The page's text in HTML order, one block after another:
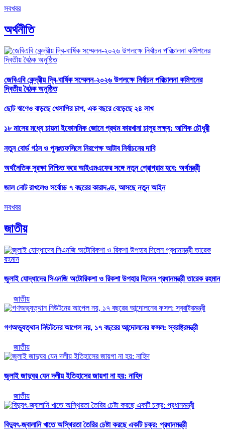
সবখবর
অর্থনীতি
জেবিএবি কেন্দ্রীয় দ্বি-বার্ষিক সম্মেলন-২০২৬ উপলক্ষে নির্বাচন পরিচালনা কমিশনের
দ্বিতীয় বৈঠক অনুষ্ঠিত
ছোট ঋণেও বাড়ছে খেলাপির চাপ, এক বছরে বেড়েছে ২৪ লাখ
১৮ মাসের মধ্যে চায়না ইকোনমিক জোনে প্রথম কারখানা চালুর লক্ষ্য: আশিক চৌধুরী
নতুন বোর্ড গঠন ও পুনঃতফসিলে নিরপেক্ষ আটাব নির্বাচনের দাবি
অর্থনৈতিক সুরক্ষা নিশ্চিত করে আইএমএফের সঙ্গে নতুন প্রোগ্রাম হবে: অর্থমন্ত্রী
জাল নোট রাখলেও সর্বোচ্চ ৭ বছরের কারাদণ্ড, আসছে নতুন আইন
সবখবর
জাতীয়
জুলাই যোদ্ধাদের সিএনজি অটোরিকশা ও রিকশা উপহার দিলেন প্রধানমন্ত্রী তারেক রহমান
জাতীয়
গণঅভ্যুত্থান নিউটনের আপেল নয়, ১৭ বছরের আন্দোলনের ফসল: স্বরাষ্ট্রমন্ত্রী
জাতীয়
জুলাই জাদুঘর যেন দলীয় ইতিহাসের জায়গা না হয়: নাহিদ
জাতীয়
বিদ্যুৎ-জ্বালানি খাতে অস্থিরতা তৈরির চেষ্টা করছে একটি চক্র: প্রধানমন্ত্রী